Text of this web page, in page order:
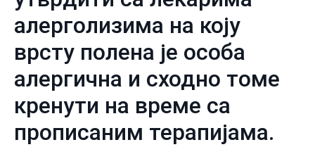
алерголизима на коју
врсту полена је особа
алергична и сходно томе
кренути на време са
прописаним терапијама.